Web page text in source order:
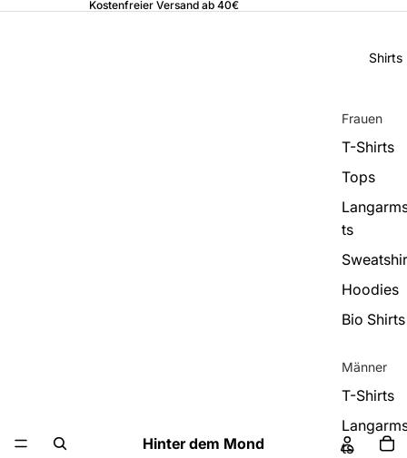
Kostenfreier Versand ab 40€
Hinter dem Mond
Shirts
Frauen
T-Shirts
Tops
ts
Hoodies
Bio Shirts
Männer
T-Shirts
ts